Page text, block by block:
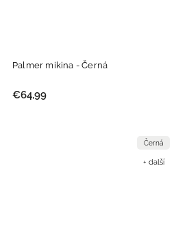
Palmer mikina - Černá
€64,99
Černá
+ další